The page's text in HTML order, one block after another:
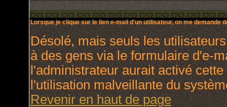
Lorsque je clique sur le lien e-mail d'un utilisateur, on me demande
Désolé, mais seuls les
à des gens via le formulaire d'e-
l'administrateur aurait activé
l'utilisation malveillante du
Revenir en haut de page